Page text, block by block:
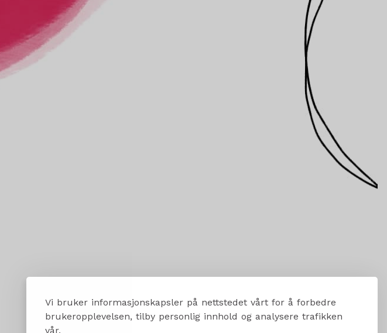
Vi bruker informasjonskapsler på nettstedet vårt for å forbedre
brukeropplevelsen, tilby personlig innhold og analysere trafikken
vår.